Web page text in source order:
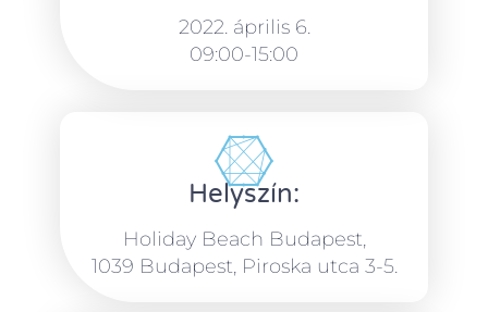
2022. április 6.
09:00-15:00
Helyszín:
Holiday Beach Budapest,
1039 Budapest, Piroska utca 3-5.